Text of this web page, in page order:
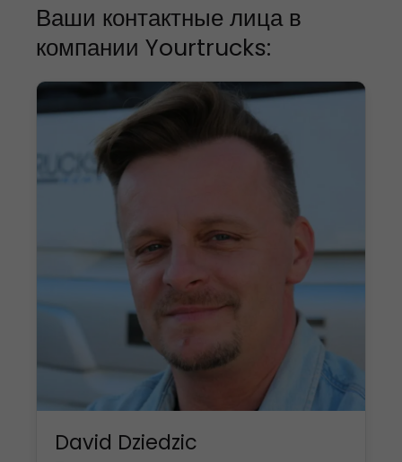
Ваши контактные лица в
компании Yourtrucks:
David Dziedzic